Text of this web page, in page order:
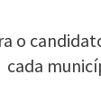
o
cada